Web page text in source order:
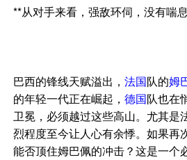
**从对手来看，强敌环伺，没有喘
巴西的锋线天赋溢出，法国队的姆
的年轻一代正在崛起，德国队也在
卫冕，必须越过这些高山。尤其是
烈程度至今让人心有余悸。如果再
能否顶住姆巴佩的冲击？这是一个